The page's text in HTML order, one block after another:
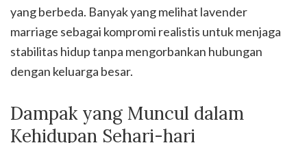
yang berbeda. Banyak yang melihat lavender
marriage sebagai kompromi realistis untuk menjaga
stabilitas hidup tanpa mengorbankan hubungan
dengan keluarga besar.
Dampak yang Muncul dalam
Kehidupan Sehari-hari